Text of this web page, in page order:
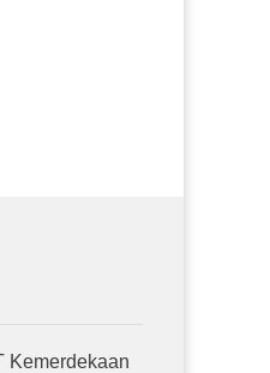
Kemerdekaan